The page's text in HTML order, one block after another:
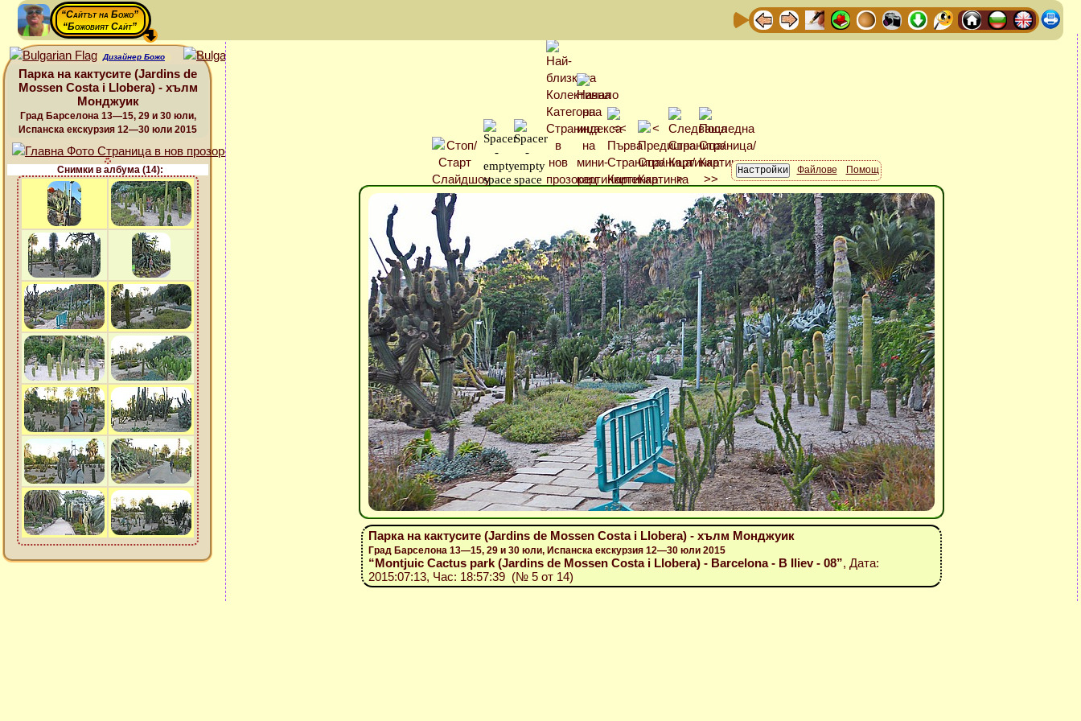
“Сайтът на Божо”
“Божовият Сайт”
Дизайнер Божо
Парка на кактусите (Jardins de
Mossen Costa i Llobera) - хълм
Монджуик
Град Барселона 13—15, 29 и 30 юли,
Испанска екскурзия 12—30 юли 2015
Снимки в албума (14): Файлове Помощ
Парка на кактусите (Jardins de Mossen Costa i Llobera) - хълм Монджуик
Град Барселона 13—15, 29 и 30 юли, Испанска екскурзия 12—30 юли 2015
“Montjuic Cactus park (Jardins de Mossen Costa i Llobera) - Barcelona - B Iliev - 08”, Дата:
2015:07:13, Час: 18:57:39 (№ 5 от 14)